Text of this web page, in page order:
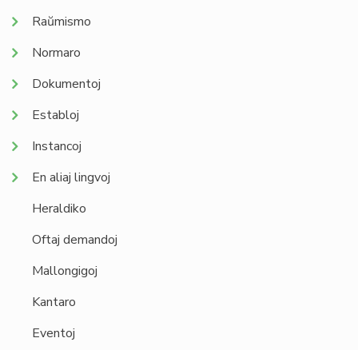
Raŭmismo
Normaro
Dokumentoj
Establoj
Instancoj
En aliaj lingvoj
Heraldiko
Oftaj demandoj
Mallongigoj
Kantaro
Eventoj